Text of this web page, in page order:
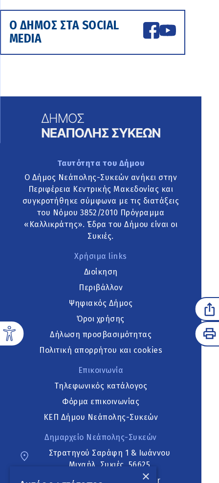
Ο ΔΗΜΟΣ ΣΤΑ SOCIAL
MEDIA
Ταυτότητα του Δήμου
Ο Δήμος Νεάπολης-Συκεών ανήκει στην
Περιφέρεια Κεντρικής Μακεδονίας και
συγκροτήθηκε σύμφωνα με τις διατάξεις
του Νόμου 3852/2010 Πρόγραμμα
«Καλλικράτης». Έδρα του Δήμου είναι οι
Συκιές.
Χρήσιμα links
Διοίκηση
Περιβάλλον
Ψηφιακός Δήμος
Όροι χρήσης
Δήλωση προσβασιμότητας
Πολιτική απορρήτου και cookies
Επικοινωνία
Τηλεφωνικός κατάλογος
Φόρμα επικοινωνίας
ΚΕΠ Δήμου Νεάπολης-Συκεών
Δημαρχείο Νεάπολης-Συκεών
Στρατηγού Σαράφη 1 & Ιωάννου
Μιχαήλ, Συκιές, 56625
neapoli.sykies@ddt.gov.gr
×